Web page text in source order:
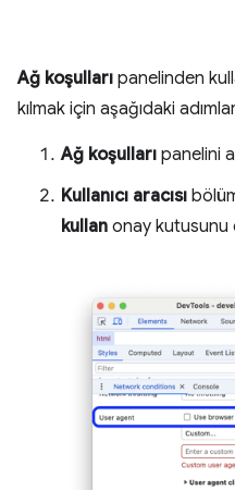
Ağ koşulları panelinden
kılmak için aşağıdaki
Ağ koşulları panelini
Kullanıcı aracısı
kullan onay kutusunu